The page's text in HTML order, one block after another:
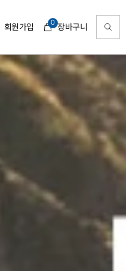
회원가입 장바구니
0